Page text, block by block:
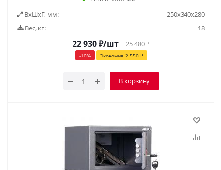
ВxШxГ, мм:
250х340х280
Вес, кг:
18
22 930₽/шт 25 480₽
-10% Экономия 2 550₽
В корзину